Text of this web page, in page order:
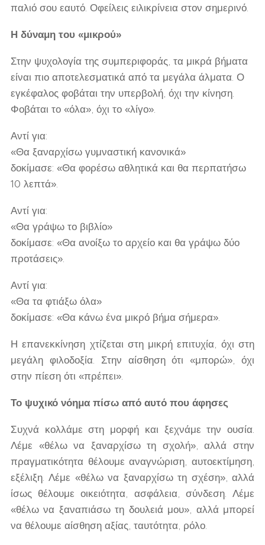
παλιό σου εαυτό. Οφείλεις ειλικρίνεια στον σημερινό.
Η δύναμη του «μικρού»
Στην ψυχολογία της συμπεριφοράς, τα μικρά βήματα
είναι πιο αποτελεσματικά από τα μεγάλα άλματα. Ο
εγκέφαλος φοβάται την υπερβολή, όχι την κίνηση.
Φοβάται το «όλα», όχι το «λίγο».
Αντί για:
«Θα ξαναρχίσω γυμναστική κανονικά»
δοκίμασε: «Θα φορέσω αθλητικά και θα περπατήσω
10 λεπτά».
Αντί για:
«Θα γράψω το βιβλίο»
δοκίμασε: «Θα ανοίξω το αρχείο και θα γράψω δύο
προτάσεις».
Αντί για:
«Θα τα φτιάξω όλα»
δοκίμασε: «Θα κάνω ένα μικρό βήμα σήμερα».
Η επανεκκίνηση χτίζεται στη μικρή επιτυχία, όχι στη
μεγάλη φιλοδοξία. Στην αίσθηση ότι «μπορώ», όχι
στην πίεση ότι «πρέπει».
Το ψυχικό νόημα πίσω από αυτό που άφησες
Συχνά κολλάμε στη μορφή και ξεχνάμε την ουσία.
Λέμε «θέλω να ξαναρχίσω τη σχολή», αλλά στην
πραγματικότητα θέλουμε αναγνώριση, αυτοεκτίμηση,
εξέλιξη. Λέμε «θέλω να ξαναρχίσω τη σχέση», αλλά
ίσως θέλουμε οικειότητα, ασφάλεια, σύνδεση. Λέμε
«θέλω να ξαναπιάσω τη δουλειά μου», αλλά μπορεί
να θέλουμε αίσθηση αξίας, ταυτότητα, ρόλο.